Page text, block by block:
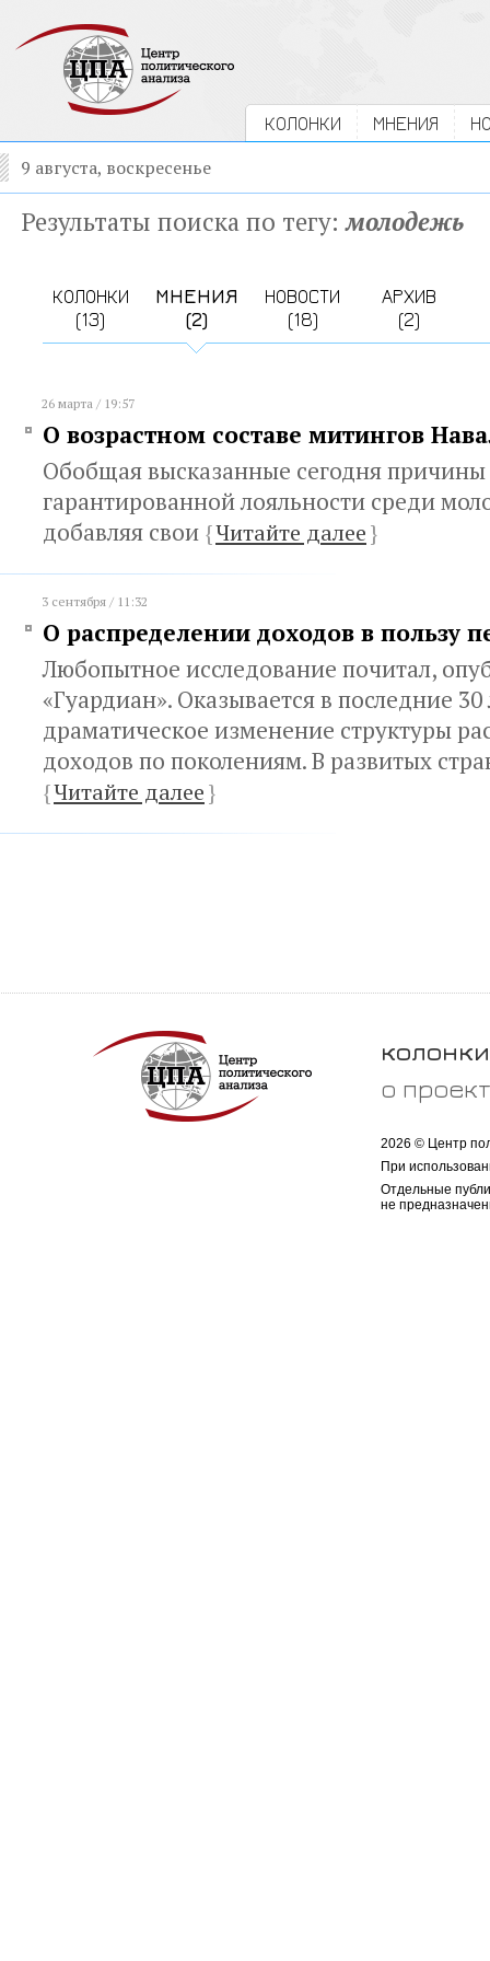
КОЛОНКИ МНЕНИЯ
9 августа, воскресенье
Результаты поиска по тегу:молодежь
КОЛОНКИ
(13)
МНЕНИЯ
(2)
НОВОСТИ
(18)
АРХИВ
(2)
26 марта / 19:57
О возрастном составе митингов
Обобщая высказанные сегодня причины
гарантированной лояльности среди
добавляя свои {Читайте далее}
3 сентября / 11:32
О распределении доходов в пользу
Любопытное исследование почитал,
«Гуардиан». Оказывается в последние
драматическое изменение структуры
доходов по поколениям. В развитых
{Читайте далее}
колонки
о
2026 © Центр
При
Отдельные
не